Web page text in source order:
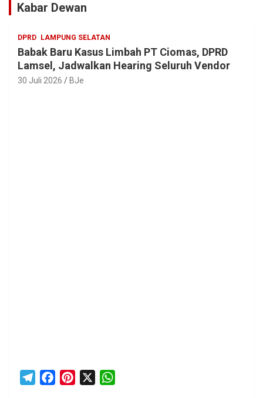
Kabar Dewan
DPRD LAMPUNG SELATAN
Babak Baru Kasus Limbah PT Ciomas, DPRD
Lamsel, Jadwalkan Hearing Seluruh Vendor
30 Juli 2026 BJe